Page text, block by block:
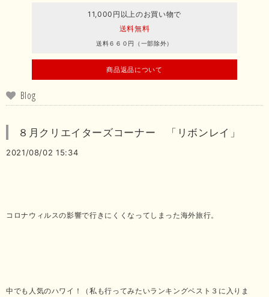
11,000円以上のお買い物で
送料無料
送料６６０円（一部除外）
商品返品について
Blog
８月クリエイターズコーナー 「リボンレイ」
2021/08/02 15:34
コロナウィルスの影響で行きにくくなってしまった海外旅行。
中でも人気のハワイ！（私も行ってみたいランキングベスト３に入りま